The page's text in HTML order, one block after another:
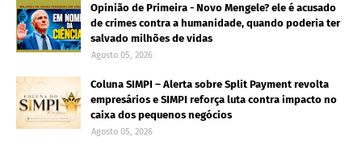
Opinião de Primeira - Novo Mengele? ele é acusado
de crimes contra a humanidade, quando poderia ter
salvado milhões de vidas
Agosto 05, 2026
Coluna SIMPI – Alerta sobre Split Payment revolta
empresários e SIMPI reforça luta contra impacto no
caixa dos pequenos negócios
Agosto 05, 2026